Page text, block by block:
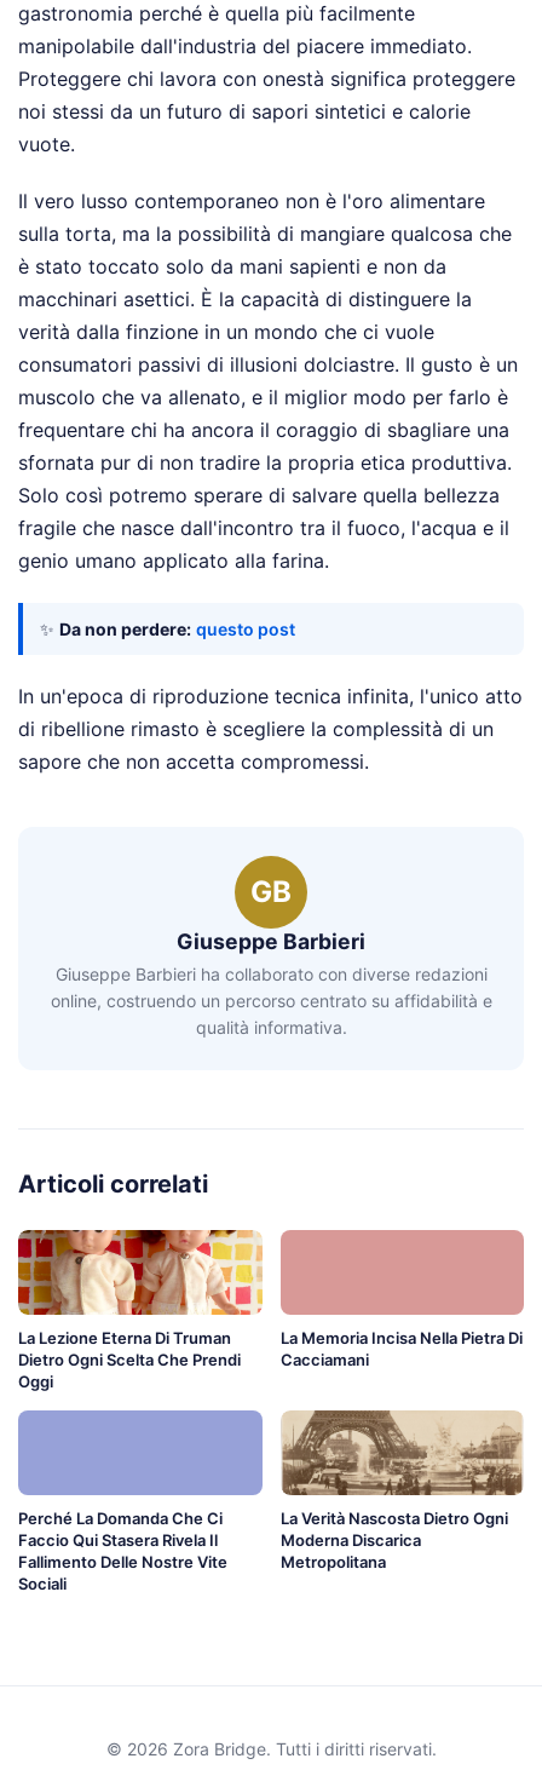
gastronomia perché è quella più facilmente
manipolabile dall'industria del piacere immediato.
Proteggere chi lavora con onestà significa proteggere
noi stessi da un futuro di sapori sintetici e calorie
vuote.
Il vero lusso contemporaneo non è l'oro alimentare
sulla torta, ma la possibilità di mangiare qualcosa che
è stato toccato solo da mani sapienti e non da
macchinari asettici. È la capacità di distinguere la
verità dalla finzione in un mondo che ci vuole
consumatori passivi di illusioni dolciastre. Il gusto è un
muscolo che va allenato, e il miglior modo per farlo è
frequentare chi ha ancora il coraggio di sbagliare una
sfornata pur di non tradire la propria etica produttiva.
Solo così potremo sperare di salvare quella bellezza
fragile che nasce dall'incontro tra il fuoco, l'acqua e il
genio umano applicato alla farina.
✨ Da non perdere: questo post
In un'epoca di riproduzione tecnica infinita, l'unico atto
di ribellione rimasto è scegliere la complessità di un
sapore che non accetta compromessi.
GB
Giuseppe Barbieri
Giuseppe Barbieri ha collaborato con diverse redazioni
online, costruendo un percorso centrato su affidabilità e
qualità informativa.
Articoli correlati
La Lezione Eterna Di Truman
Dietro Ogni Scelta Che Prendi
Oggi
La Memoria Incisa Nella Pietra Di
Cacciamani
Perché La Domanda Che Ci
Faccio Qui Stasera Rivela Il
Fallimento Delle Nostre Vite
Sociali
La Verità Nascosta Dietro Ogni
Moderna Discarica
Metropolitana
© 2026 Zora Bridge. Tutti i diritti riservati.